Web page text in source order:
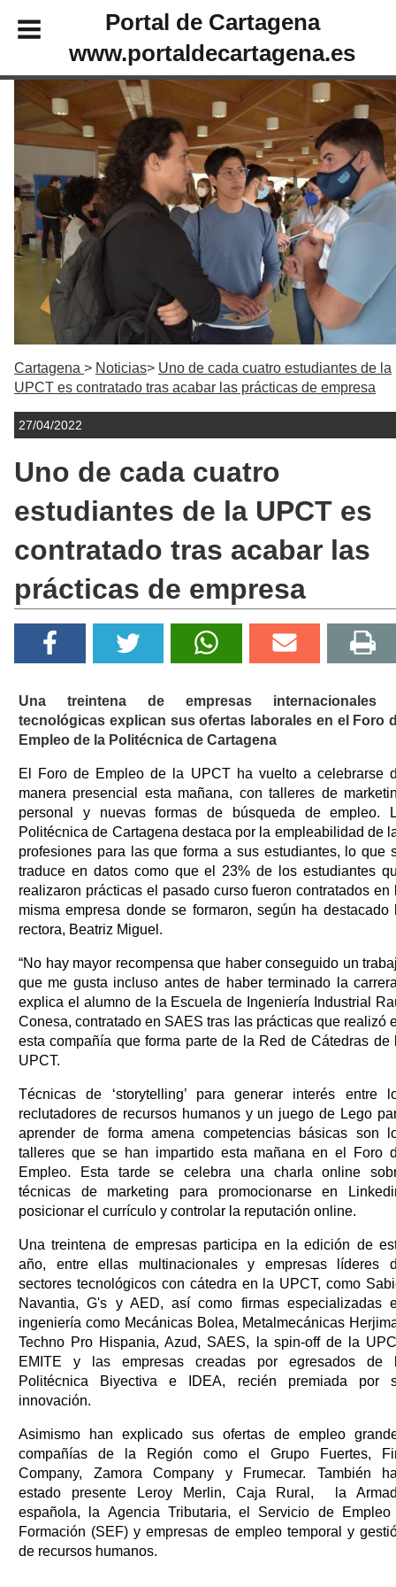
Portal de Cartagena
www.portaldecartagena.es
Cartagena Noticias
Uno de cada cuatro estudiantes de la
UPCT es contratado tras acabar las prácticas de empresa
27/04/2022
Uno de cada cuatro
estudiantes de la UPCT es
contratado tras acabar las
prácticas de empresa
Una treintena de empresas internacionales
tecnológicas explican sus ofertas laborales en el Foro
Empleo de la Politécnica de Cartagena
El Foro de Empleo de la UPCT ha vuelto a celebrarse
manera presencial esta mañana, con talleres de
personal y nuevas formas de búsqueda de empleo.
Politécnica de Cartagena destaca por la empleabilidad de
profesiones para las que forma a sus estudiantes, lo que
traduce en datos como que el 23% de los estudiantes
realizaron prácticas el pasado curso fueron contratados en
misma empresa donde se formaron, según ha destacado
rectora, Beatriz Miguel.
“No hay mayor recompensa que haber conseguido un
que me gusta incluso antes de haber terminado la
explica el alumno de la Escuela de Ingeniería Industrial
Conesa, contratado en SAES tras las prácticas que realizó
esta compañía que forma parte de la Red de Cátedras de
UPCT.
Técnicas de ‘storytelling’ para generar interés entre
reclutadores de recursos humanos y un juego de Lego
aprender de forma amena competencias básicas son
talleres que se han impartido esta mañana en el Foro
Empleo. Esta tarde se celebra una charla online
técnicas de marketing para promocionarse en
posicionar el currículo y controlar la reputación online.
Una treintena de empresas participa en la edición de
año, entre ellas multinacionales y empresas líderes
sectores tecnológicos con cátedra en la UPCT, como
Navantia, G's y AED, así como firmas especializadas
ingeniería como Mecánicas Bolea, Metalmecánicas
Techno Pro Hispania, Azud, SAES, la spin-off de la
EMITE y las empresas creadas por egresados de
Politécnica Biyectiva e IDEA, recién premiada por
innovación.
Asimismo han explicado sus ofertas de empleo
compañías de la Región como el Grupo Fuertes,
Company, Zamora Company y Frumecar. También
estado presente Leroy Merlin, Caja Rural, la
española, la Agencia Tributaria, el Servicio de Empleo
Formación (SEF) y empresas de empleo temporal y
de recursos humanos.